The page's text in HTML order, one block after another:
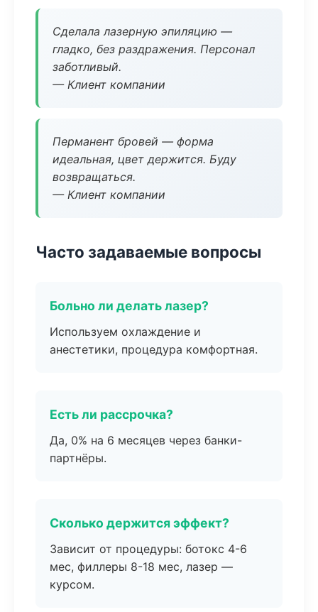
Сделала лазерную эпиляцию —
гладко, без раздражения. Персонал
заботливый.
— Клиент компании
Перманент бровей — форма
идеальная, цвет держится. Буду
возвращаться.
— Клиент компании
Часто задаваемые вопросы
Больно ли делать лазер?
Используем охлаждение и
анестетики, процедура комфортная.
Есть ли рассрочка?
Да, 0% на 6 месяцев через банки-
партнёры.
Сколько держится эффект?
Зависит от процедуры: ботокс 4-6
мес, филлеры 8-18 мес, лазер —
курсом.